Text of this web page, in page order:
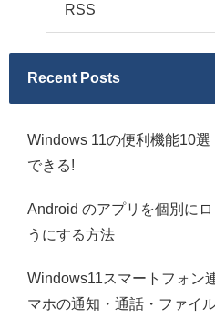
RSS
Recent Posts
Windows 11の便利機能10
できる!
Android のアプリを個別に
うにする方法
Windows11スマートフォン
マホの通知・通話・ファイ